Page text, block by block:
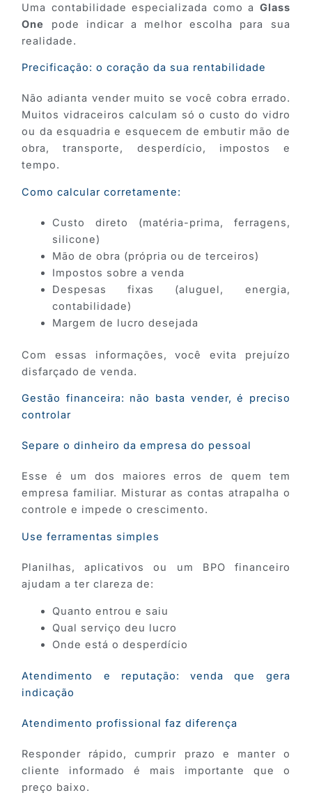
Uma contabilidade especializada como a Glass
One
pode indicar a melhor escolha para sua
realidade.
Precificação: o coração da sua rentabilidade
Não adianta vender muito se você cobra errado.
Muitos vidraceiros calculam só o custo do vidro
ou da esquadria e esquecem de embutir mão de
obra, transporte, desperdício, impostos e
tempo.
Como calcular corretamente:
Custo direto (matéria-prima, ferragens,
silicone)
Mão de obra (própria ou de terceiros)
Impostos sobre a venda
Despesas fixas (aluguel, energia,
contabilidade)
Margem de lucro desejada
Com essas informações, você evita prejuízo
disfarçado de venda.
Gestão financeira: não basta vender, é preciso
controlar
Separe o dinheiro da empresa do pessoal
Esse é um dos maiores erros de quem tem
empresa familiar. Misturar as contas atrapalha o
controle e impede o crescimento.
Use ferramentas simples
Planilhas, aplicativos ou um BPO financeiro
ajudam a ter clareza de:
Quanto entrou e saiu
Qual serviço deu lucro
Onde está o desperdício
Atendimento e reputação: venda que gera
indicação
Atendimento profissional faz diferença
Responder rápido, cumprir prazo e manter o
cliente informado é mais importante que o
preço baixo.